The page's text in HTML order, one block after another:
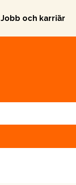
Jobb och karriär